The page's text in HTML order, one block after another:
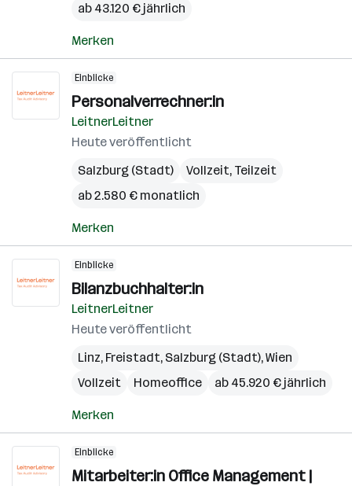
ab 43.120 € jährlich
Merken
Einblicke
Personalverrechner:in
LeitnerLeitner
Heute veröffentlicht
Salzburg (Stadt)
Vollzeit, Teilzeit
ab 2.580 € monatlich
Merken
Einblicke
Bilanzbuchhalter:in
LeitnerLeitner
Heute veröffentlicht
Linz, Freistadt, Salzburg (Stadt),Wien
Vollzeit
Homeoffice ab 45.920 € jährlich
Merken
Einblicke
Mitarbeiter:in Office Management |